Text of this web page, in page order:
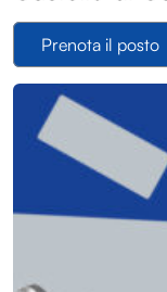
Prenota il posto